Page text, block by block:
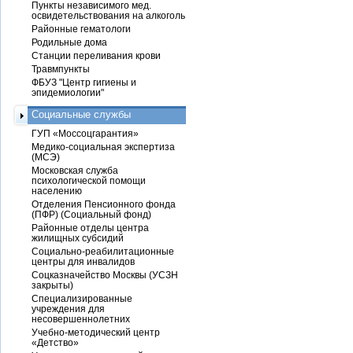
Пункты независимого мед.
освидетельствования на алкоголь
Районные гематологи
Родильные дома
Станции переливания крови
Травмпункты
ФБУЗ "Центр гигиены и
эпидемиологии"
Социальные службы
ГУП «Моссоцгарантия»
Медико-социальная экспертиза
(МСЭ)
Московская служба
психологической помощи
населению
Отделения Пенсионного фонда
(ПФР) (Социальный фонд)
Районные отделы центра
жилищных субсидий
Социально-реабилитационные
центры для инвалидов
Соцказначейство Москвы (УСЗН
закрыты)
Специализированные
учреждения для
несовершеннолетних
Учебно-методический центр
«Детство»